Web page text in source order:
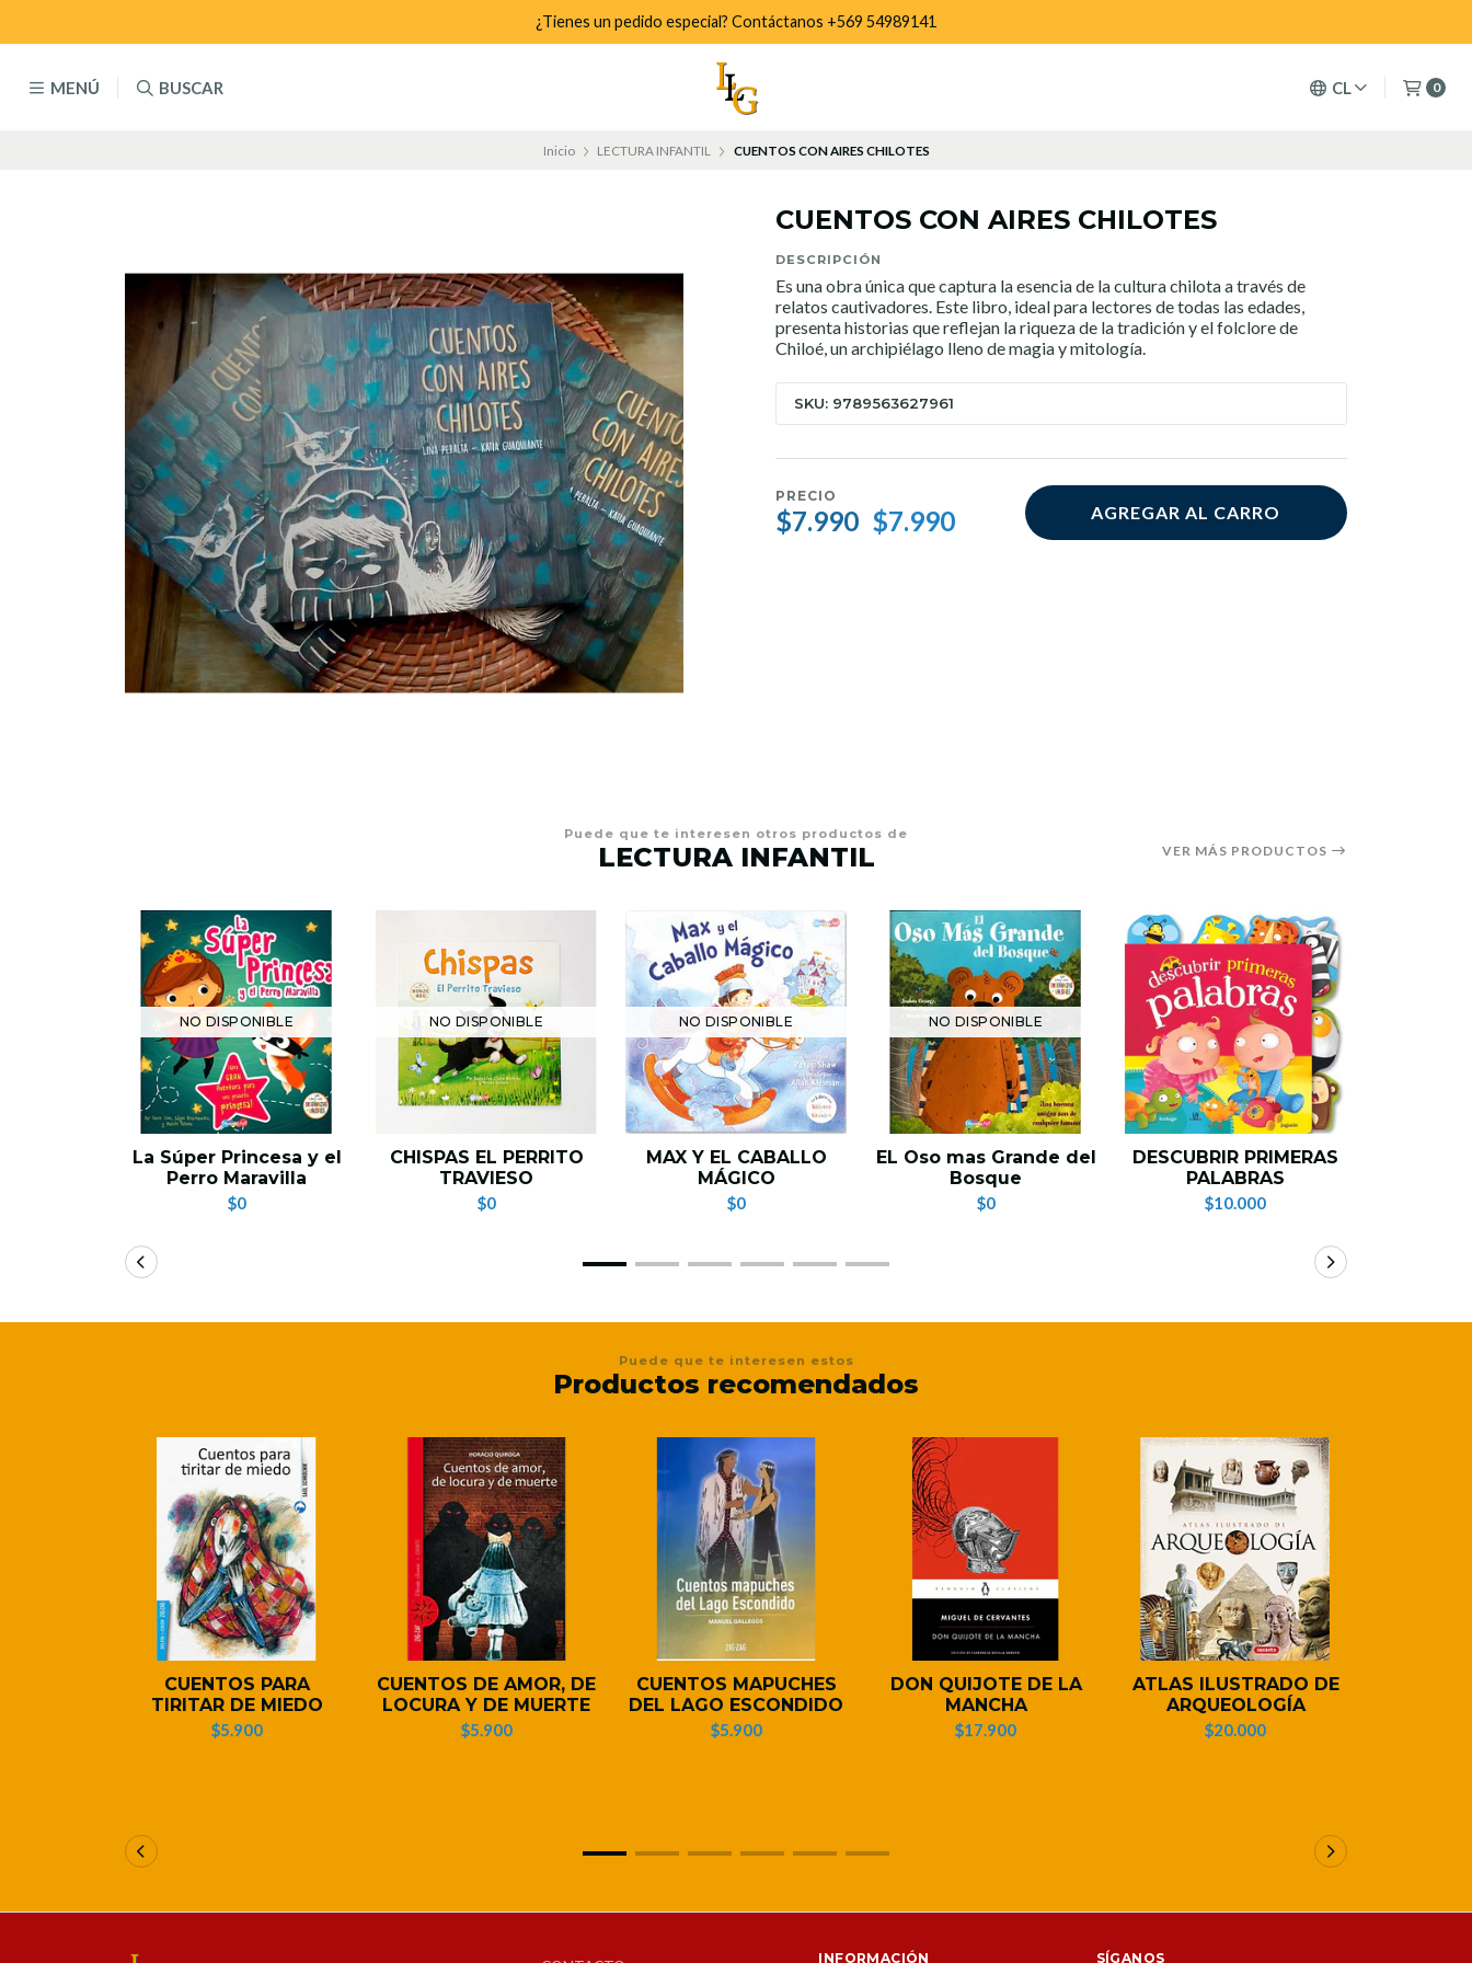
MENÚ BUSCAR CL 0
¿Tienes un pedido especial? Contáctanos +569 54989141
Inicio LECTURA INFANTIL CUENTOS CON AIRES CHILOTES
CUENTOS CON AIRES CHILOTES
DESCRIPCIÓN
Es una obra única que captura la esencia de la cultura chilota a través de
relatos cautivadores. Este libro, ideal para lectores de todas las edades,
presenta historias que reflejan la riqueza de la tradición y el folclore de
Chiloé, un archipiélago lleno de magia y mitología.
SKU: 9789563627961
PRECIO
$7.990 $7.990 AGREGAR AL CARRO
Puede que te interesen otros productos de
LECTURA INFANTIL VER MÁS PRODUCTOS
NO DISPONIBLE
La Súper Princesa y el
Perro Maravilla
$0
NO DISPONIBLE
CHISPAS EL PERRITO
TRAVIESO
$0
NO DISPONIBLE
MAX Y EL CABALLO
MÁGICO
$0
NO DISPONIBLE
EL Oso mas Grande del
Bosque
$0
DESCUBRIR PRIMERAS
PALABRAS
$10.000
Puede que te interesen estos
Productos recomendados
CUENTOS PARA
TIRITAR DE MIEDO
$5.900
CUENTOS DE AMOR, DE
LOCURA Y DE MUERTE
$5.900
CUENTOS MAPUCHES
DEL LAGO ESCONDIDO
$5.900
DON QUIJOTE DE LA
MANCHA
$17.900
ATLAS ILUSTRADO DE
ARQUEOLOGÍA
$20.000
INFORMACIÓN SÍGANOS